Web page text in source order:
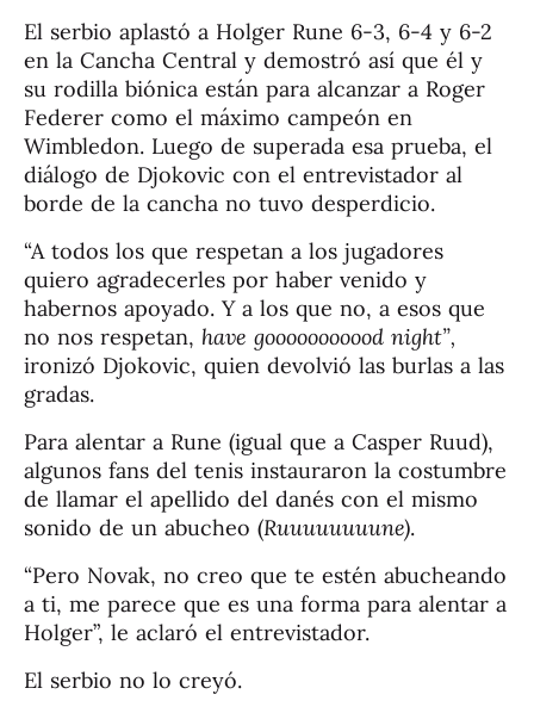
El serbio aplastó a Holger Rune 6-3, 6-4 y 6-2
en la Cancha Central y demostró así que él y
su rodilla biónica están para alcanzar a Roger
Federer como el máximo campeón en
Wimbledon. Luego de superada esa prueba, el
diálogo de Djokovic con el entrevistador al
borde de la cancha no tuvo desperdicio.
“A todos los que respetan a los jugadores
quiero agradecerles por haber venido y
habernos apoyado. Y a los que no, a esos que
no nos respetan, have gooooooooood night”,
ironizó Djokovic, quien devolvió las burlas a las
gradas.
Para alentar a Rune (igual que a Casper Ruud),
algunos fans del tenis instauraron la costumbre
de llamar el apellido del danés con el mismo
sonido de un abucheo (Ruuuuuuuune).
“Pero Novak, no creo que te estén abucheando
a ti, me parece que es una forma para alentar a
Holger”, le aclaró el entrevistador.
El serbio no lo creyó.